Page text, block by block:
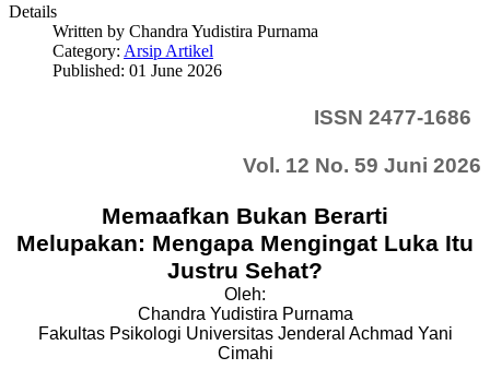
Details
Written by Chandra Yudistira Purnama
Category: Arsip Artikel
Published: 01 June 2026
ISSN 2477-1686
Vol. 12 No. 59 Juni 2026
Memaafkan Bukan Berarti
Melupakan: Mengapa Mengingat Luka Itu
Justru Sehat?
Oleh:
Chandra Yudistira Purnama
Fakultas Psikologi Universitas Jenderal Achmad Yani
Cimahi